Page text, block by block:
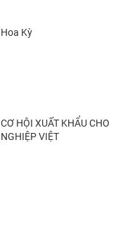
Kỳ
HỘI XUẤT KHẨU CHO
VIỆT